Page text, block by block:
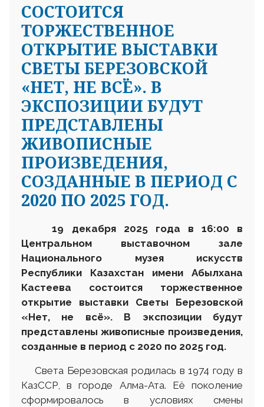
СОСТОИТСЯ
ТОРЖЕСТВЕННОЕ
ОТКРЫТИЕ ВЫСТАВКИ
СВЕТЫ БЕРЕЗОВСКОЙ
«НЕТ, НЕ ВСЁ». В
ЭКСПОЗИЦИИ БУДУТ
ПРЕДСТАВЛЕНЫ
ЖИВОПИСНЫЕ
ПРОИЗВЕДЕНИЯ,
СОЗДАННЫЕ В ПЕРИОД С
2020 ПО 2025 ГОД.
19 декабря 2025 года в 16:00 в
Центральном выставочном зале
Национального музея искусств
Республики Казахстан имени Абылхана
Кастеева состоится торжественное
открытие выставки Светы Березовской
«Нет, не всё». В экспозиции будут
представлены живописные произведения,
созданные в период с 2020 по 2025 год.
Света Березовская родилась в 1974 году в
КазССР, в городе Алма-Ата. Её поколение
сформировалось в условиях смены